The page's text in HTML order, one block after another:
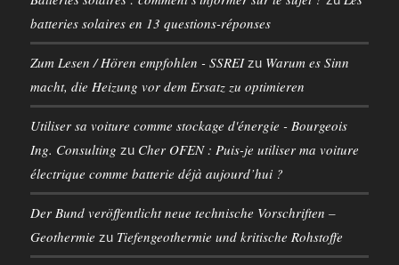
batteries solaires en 13 questions-réponses
Zum Lesen / Hören empfohlen - SSREIzu Warum es Sinn
macht, die Heizung vor dem Ersatz zu optimieren
Utiliser sa voiture comme stockage d'énergie - Bourgeois
Ing. Consulting zu Cher OFEN : Puis-je utiliser ma voiture
électrique comme batterie déjà aujourd’hui ?
Der Bund veröffentlicht neue technische Vorschriften –
Geothermie zu Tiefengeothermie und kritische Rohstoffe